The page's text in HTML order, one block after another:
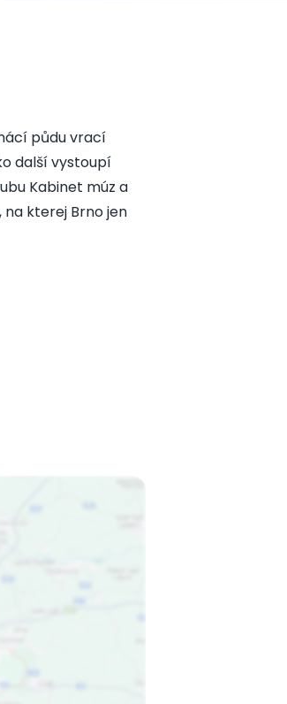
půdu vrací
další vystoupí
Kabinet múz a
kterej Brno jen